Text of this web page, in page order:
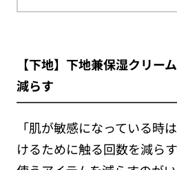
【下地】下地兼保湿クリー
減らす
「肌が敏感になっている時
けるために触る回数を減ら